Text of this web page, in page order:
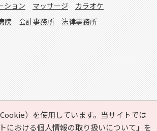
）を使用しています。当サイトでは
における個人情報の取り扱いについて」 を
ション マッサージ
カラオケ
院 会計事務所 法律事務所